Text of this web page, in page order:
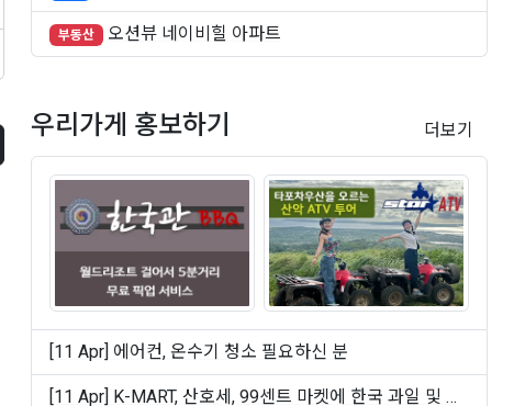
부동산 오션뷰 네이비힐 아파트
우리가게 홍보하기 더보기
[11 Apr] 에어컨, 온수기 청소 필요하신 분
[11 Apr] K-MART, 산호세, 99센트 마켓에 한국 과일 및 빵